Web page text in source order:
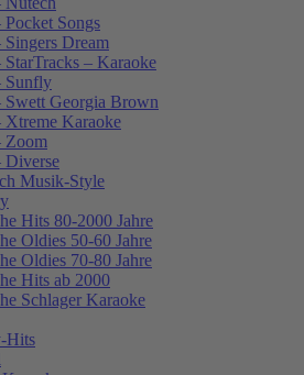
Pocket Songs
Singers Dream
StarTracks – Karaoke
Sunfly
Swett Georgia Brown
Xtreme Karaoke
Zoom
Diverse
Musik-Style
Hits 80-2000 Jahre
Oldies 50-60 Jahre
Oldies 70-80 Jahre
Hits ab 2000
Schlager Karaoke
Hits